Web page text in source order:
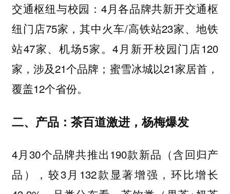
交通枢纽与校园：4月各品牌共新开交通枢
纽门店75家，其中火车/高铁站23家、地铁
站47家、机场5家。4月新开校园门店120
家，涉及21个品牌；蜜雪冰城以21家居首，
覆盖12个省份。
二、产品：茶百道激进，杨梅爆发
4月30个品牌共推出190款新品（含回归产
品），较3月132款显著增强，环比增长